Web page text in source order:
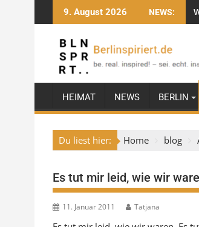
to
9. August 2026 NEWS:
HEIMAT NEWS BERLIN
Du liest hier: Home blog
Es tut mir leid, wie wir
11. Januar 2011 Tatjana